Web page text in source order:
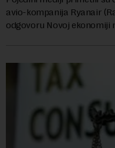
avio-kompanija Ryanair
odgovoru Novoj ekonomiji